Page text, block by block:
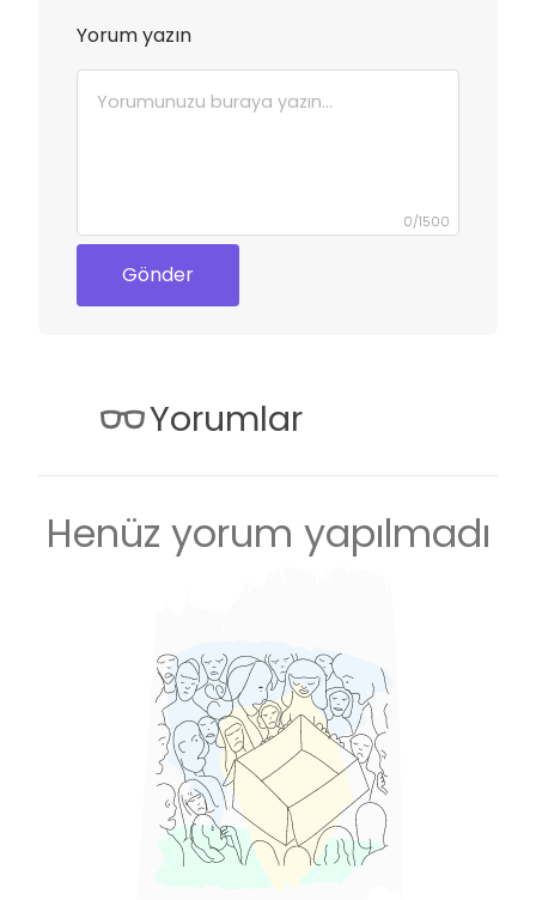
Yorum yazın
0/1500
Gönder
Yorumlar
Henüz yorum yapılmadı